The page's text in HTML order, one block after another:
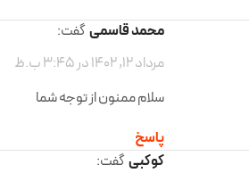
محمد قاسمی گفت:
مرداد 12, 1402 در 3:45 ب.ظ
سلام ممنون از توجه شما
پاسخ
کوکبی گفت: